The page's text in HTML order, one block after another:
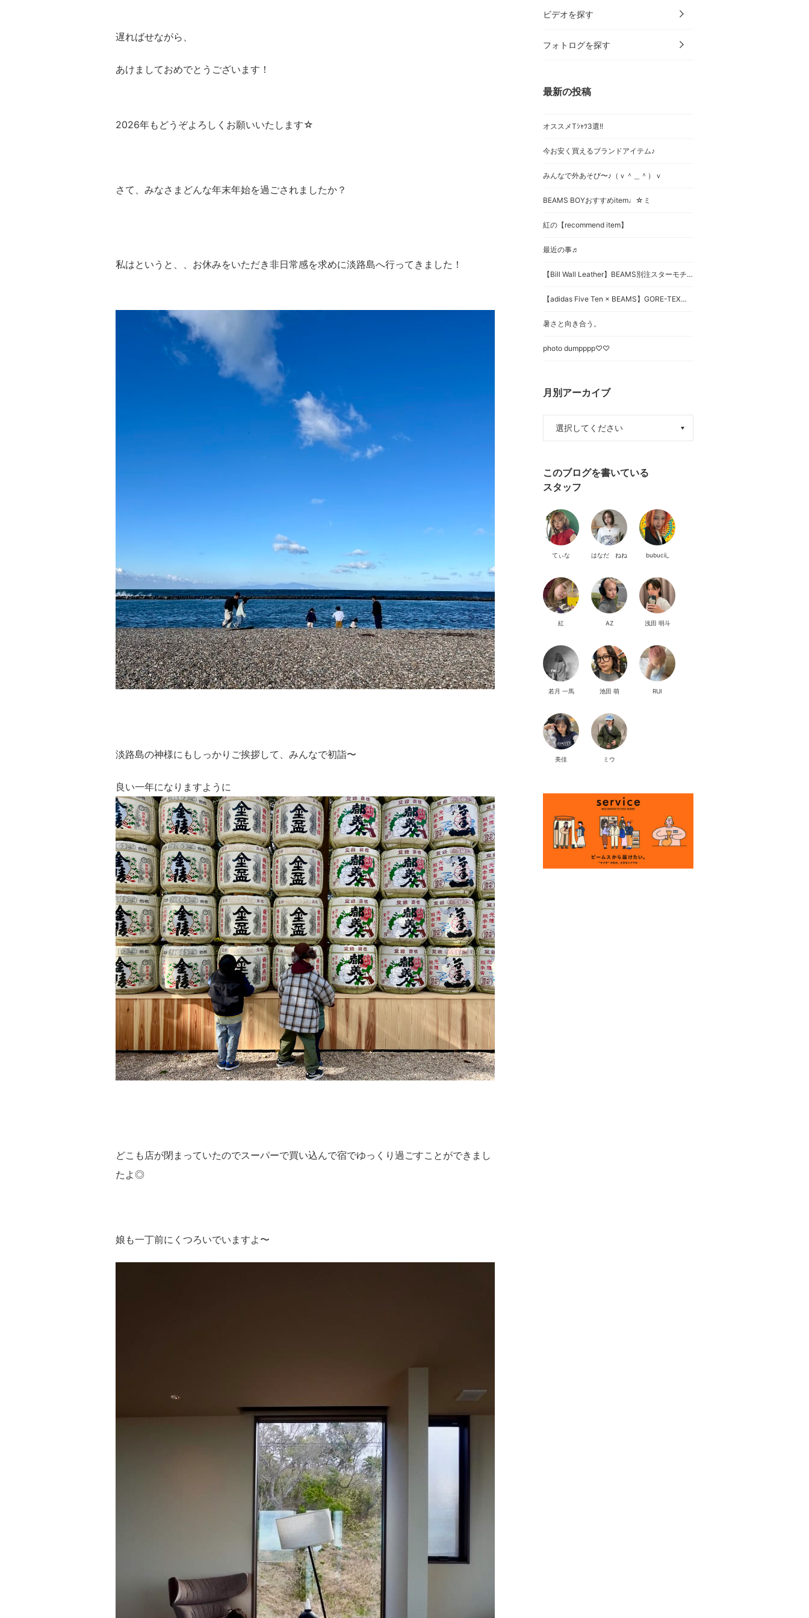
遅ればせながら、
あけましておめでとうございます！
2026年もどうぞよろしくお願いいたします☆
さて、みなさま どんな年末年始を過ごされましたか？
私はというと、、お休みをいただき非日常感を求めに淡路島へ行ってきました！
淡路島の神様にもしっかりご挨拶して、みんなで初詣〜
良い一年になりますように
どこも店が閉まっていたのでスーパーで買い込んで宿でゆっくり過ごすことができまし
たよ◎
娘も一丁前にくつろいでいますよ〜
ビデオを探す
フォトログを探す
最新の投稿
オススメTｼｬﾂ3選!!
今お安く買えるブランドアイテム♪
みんなで外あそび〜♪（ｖ＾＿＾）ｖ
BEAMS BOYおすすめitem♩☆ミ
紅の【recommend item】
最近の事♬
【Bill Wall Leather】BEAMS別注スターモチーフリングを徹底レビュー 一生物のシルバーアクセサリー
【adidas Five Ten × BEAMS】GORE-TEX搭載。街でもアウトドアでも頼れる”Guide Tennie Pro GTX”
暑さと向き合う。
photo dumpppp♡♡
月別アーカイブ
このブログを書いている
スタッフ
てぃな はなだ ねね bubucii_
紅 AZ 浅田 明斗
若月 一馬 池田 萌 RUI
美佳 ミウ